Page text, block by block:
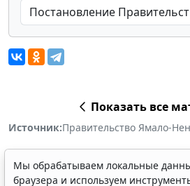
Показать все
Источник:Правительство Ямало-
Мы обрабатываем локальные
браузера и используем